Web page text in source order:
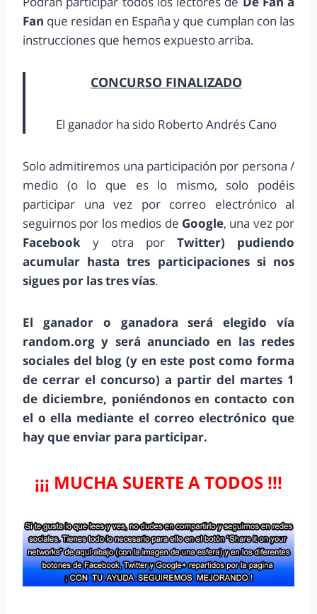
Fan que residan en España y que cumplan con las
instrucciones que hemos expuesto arriba.
CONCURSO FINALIZADO
El ganador ha sido Roberto Andrés Cano
Solo admitiremos una participación por persona /
medio (o lo que es lo mismo, solo podéis
participar una vez por correo electrónico al
seguirnos por los medios de Google, una vez por
Facebook y otra por Twitter) pudiendo
acumular hasta tres participaciones si nos
sigues por las tres vías.
El ganador o ganadora será elegido vía
random.org y será anunciado en las redes
sociales del blog (y en este post como forma
de cerrar el concurso) a partir del martes 1
de diciembre, poniéndonos en contacto con
el o ella mediante el correo electrónico que
hay que enviar para participar.
¡¡¡ MUCHA SUERTE A TODOS !!!